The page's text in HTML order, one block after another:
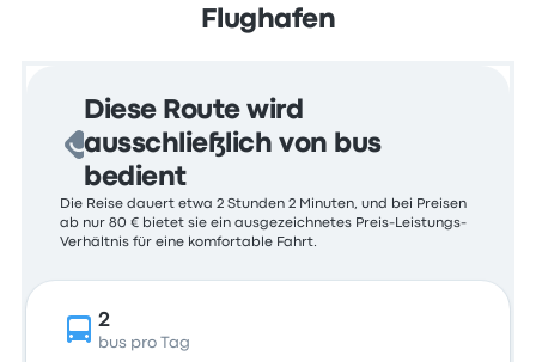
Flughafen
Diese Route wird
ausschließlich von bus
bedient
Die Reise dauert etwa 2 Stunden 2 Minuten, und bei Preisen
ab nur 80 € bietet sie ein ausgezeichnetes Preis-Leistungs-
Verhältnis für eine komfortable Fahrt.
2
bus pro Tag